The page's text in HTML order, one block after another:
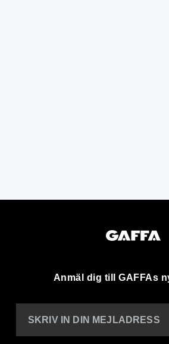
Anmäl dig till GAFFAs
SKRIV IN DIN MEJLADRESS